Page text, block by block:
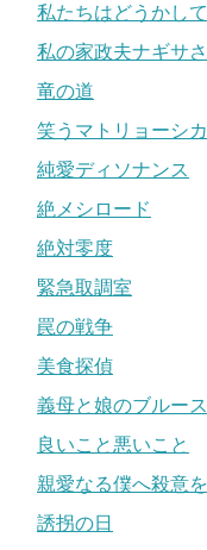
私たちはどうかし
私の家政夫ナギサ
竜の道
笑うマトリョーシカ
純愛ディソナンス
絶メシロード
絶対零度
緊急取調室
罠の戦争
美食探偵
義母と娘のブルース
良いこと悪いこと
親愛なる僕へ殺意
誘拐の日